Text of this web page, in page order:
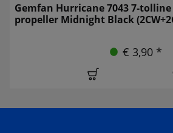
Gemfan Hurricane 7043 7-
propeller Midnight Black
€ 3,90 *